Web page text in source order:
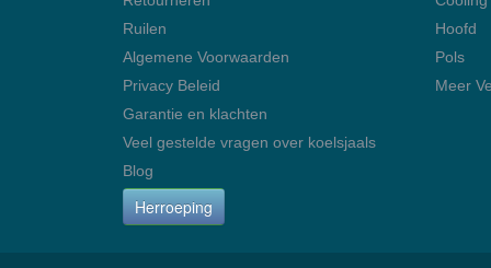
Ruilen
Algemene Voorwaarden
Privacy Beleid
Garantie en klachten
Veel gestelde vragen over koelsjaals
Blog
Herroeping
Hoofd
Pols
Meer